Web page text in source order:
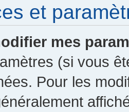
et
mes
(si vous
Pour les